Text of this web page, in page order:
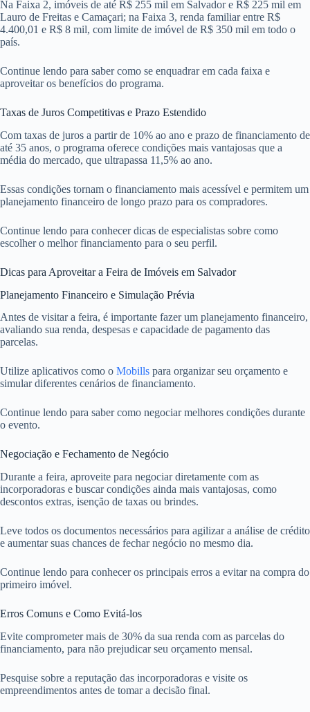
Na Faixa 2, imóveis de até R$ 255 mil em Salvador e R$ 225 mil em
Lauro de Freitas e Camaçari; na Faixa 3, renda familiar entre R$
4.400,01 e R$ 8 mil, com limite de imóvel de R$ 350 mil em todo o
país.
Continue lendo para saber como se enquadrar em cada faixa e
aproveitar os benefícios do programa.
Taxas de Juros Competitivas e Prazo Estendido
Com taxas de juros a partir de 10% ao ano e prazo de financiamento de
até 35 anos, o programa oferece condições mais vantajosas que a
média do mercado, que ultrapassa 11,5% ao ano.
Essas condições tornam o financiamento mais acessível e permitem um
planejamento financeiro de longo prazo para os compradores.
Continue lendo para conhecer dicas de especialistas sobre como
escolher o melhor financiamento para o seu perfil.
Dicas para Aproveitar a Feira de Imóveis em Salvador
Planejamento Financeiro e Simulação Prévia
Antes de visitar a feira, é importante fazer um planejamento financeiro,
avaliando sua renda, despesas e capacidade de pagamento das
parcelas.
Utilize aplicativos como o Mobills para organizar seu orçamento e
simular diferentes cenários de financiamento.
Continue lendo para saber como negociar melhores condições durante
o evento.
Negociação e Fechamento de Negócio
Durante a feira, aproveite para negociar diretamente com as
incorporadoras e buscar condições ainda mais vantajosas, como
descontos extras, isenção de taxas ou brindes.
Leve todos os documentos necessários para agilizar a análise de crédito
e aumentar suas chances de fechar negócio no mesmo dia.
Continue lendo para conhecer os principais erros a evitar na compra do
primeiro imóvel.
Erros Comuns e Como Evitá-los
Evite comprometer mais de 30% da sua renda com as parcelas do
financiamento, para não prejudicar seu orçamento mensal.
Pesquise sobre a reputação das incorporadoras e visite os
empreendimentos antes de tomar a decisão final.